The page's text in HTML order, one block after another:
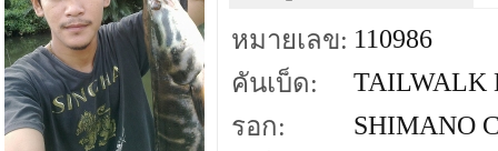
หมายเลข: 110986
คันเบ็ด:
TAILWALK
รอก:
SHIMANO